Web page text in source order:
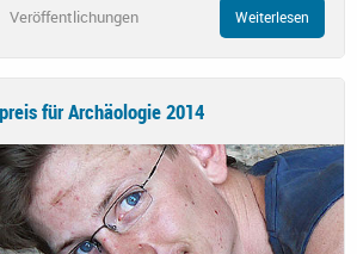
Veröffentlichungen Weiterlesen
für Archäologie 2014